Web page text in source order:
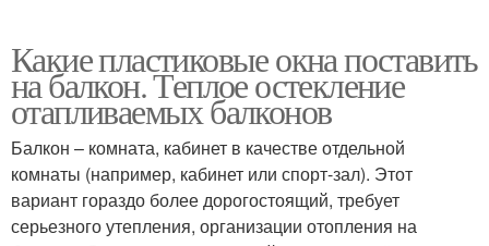
Какие пластиковые окна поставить
на балкон. Теплое остекление
отапливаемых балконов
Балкон – комната, кабинет в качестве отдельной
комнаты (например, кабинет или спорт-зал). Этот
вариант гораздо более дорогостоящий, требует
серьезного утепления, организации отопления на